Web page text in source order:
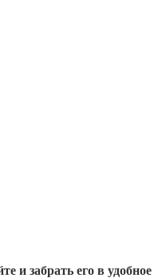
и забрать его в удобное